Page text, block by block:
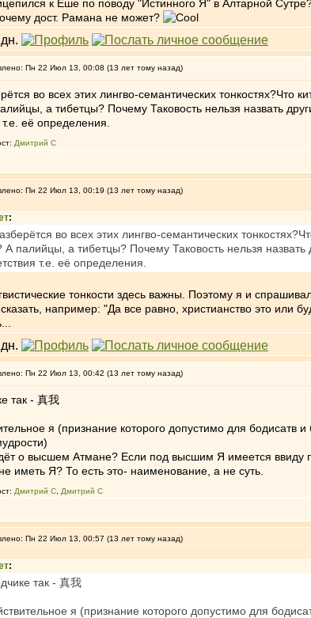
к Еше по поводу "Истинного Я" в Алтарной
дост. Рамана не может?
Пн 22 Июл 13, 00:08 (13 лет тому назад)
во всех этих лингво-семантических
а тибетцы? Почему Таковость нельзя назвать
т.е. её определения.
Дмитрий С
Пн 22 Июл 13, 00:19 (13 лет тому назад)
:
во всех этих лингво-семантических
палийцы, а тибетцы? Почему Таковость нельзя
т.е. её определения.
тонкости здесь важны. Поэтому я и
например: "Да все равно, христианство это или
Пн 22 Июл 13, 00:42 (13 лет тому назад)
так - 真我
я (признание которого допустимо для
о высшем Атмане? Если под высшим Я имеется ввиду
иметь Я? То есть это- наименование, а не суть.
Дмитрий С Дмитрий С
Пн 22 Июл 13, 00:57 (13 лет тому назад)
:
так - 真我
я (признание которого допустимо для